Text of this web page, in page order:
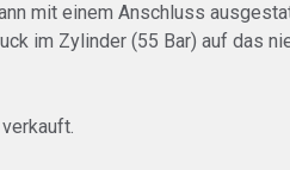
mit einem Anschluss
im Zylinder (55 Bar) auf das